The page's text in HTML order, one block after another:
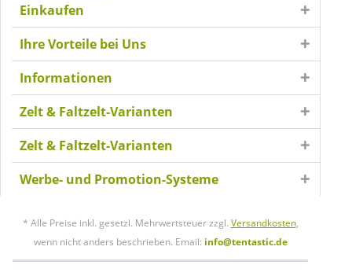
Einkaufen
Ihre Vorteile bei Uns
Informationen
Zelt & Faltzelt-Varianten
Zelt & Faltzelt-Varianten
Werbe- und Promotion-Systeme
* Alle Preise inkl. gesetzl. Mehrwertsteuer zzgl. Versandkosten,
wenn nicht anders beschrieben. Email: info@tentastic.de